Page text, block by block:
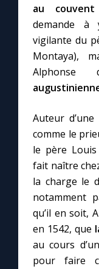
au couvent
demande à
vigilante du
Montaya),
Auteur
comme le
le père
fait naître
la charge le
notamment
qu’il en soit,
en 1542, que
au cours d’un
pour faire